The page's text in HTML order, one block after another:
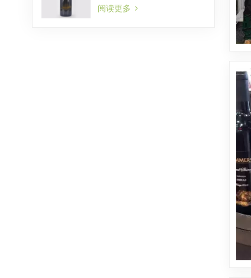
阅读更多